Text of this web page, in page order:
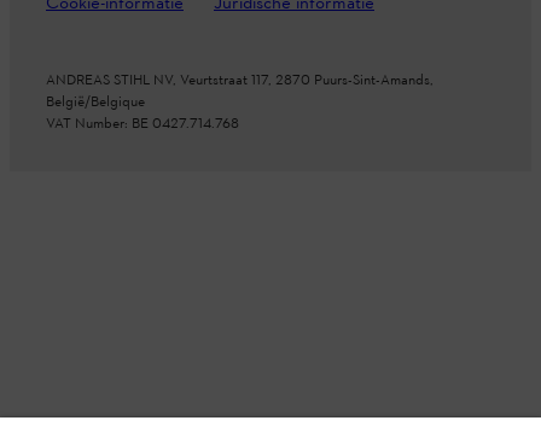
ANDREAS STIHL NV, Veurtstraat 117, 2870 Puurs-Sint-Amands,
België/Belgique
VAT Number: BE 0427.714.768